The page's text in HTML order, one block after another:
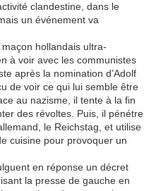
clandestine, dans le
un événement va
hollandais ultra-
à voir avec les communistes
après la nomination d’Adolf
de voir ce qui lui semble être
au nazisme, il tente à la fin
des révoltes. Puis, il pénétre
le Reichstag, et utilise
cuisine pour provoquer un
en réponse un décret
la presse de gauche en